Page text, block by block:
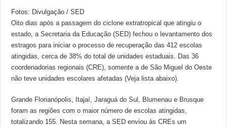
Fotos: Divulgação / SED
Oito dias após a passagem do ciclone extratropical que atingiu o
estado, a Secretaria da Educação (SED) fechou o levantamento dos
estragos para iniciar o processo de recuperação das 412 escolas
atingidas, cerca de 38% do total de unidades estaduais. Das 36
coordenadorias regionais (CRE), somente a de São Miguel do Oeste
não teve unidades escolares afetadas (Veja lista abaixo).
Grande Florianópolis, Itajaí, Jaraguá do Sul, Blumenau e Brusque
foram as regiões com o maior número de escolas atingidas,
totalizando 155. Nesta semana, a SED enviou às CREs um